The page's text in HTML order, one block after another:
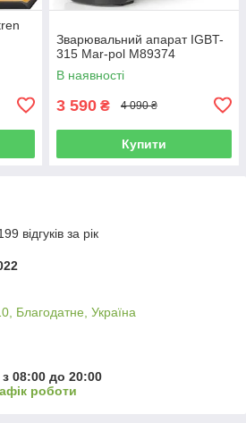
Зварювальний апарат IGBT-
315 Mar-pol М89374
В наявності
3 590 ₴ 4 090 ₴
Купити
відгуків за рік
Благодатне, Україна
08:00 до 20:00
роботи